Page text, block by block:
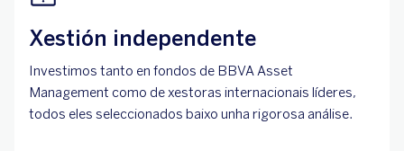
Xestión independente
Investimos tanto en fondos de BBVA Asset
Management como de xestoras internacionais líderes,
todos eles seleccionados baixo unha rigorosa análise.